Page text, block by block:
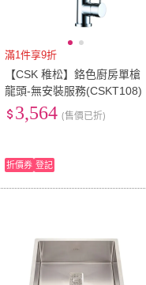
滿1件享9折
【CSK 稚松】鉻色廚房單槍
龍頭-無安裝服務(CSKT108)
3,564 (售價已折)
折價券 登記